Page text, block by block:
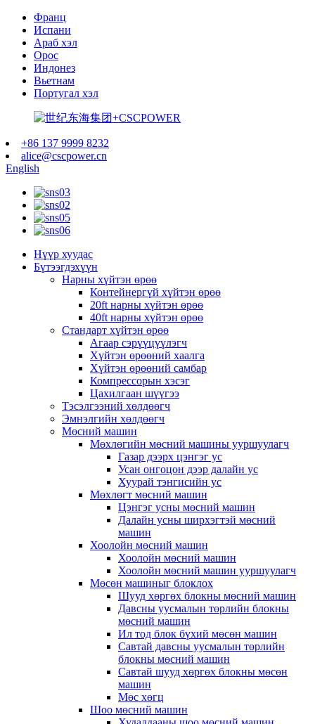
Франц
Испани
Араб хэл
Орос
Индонез
Вьетнам
Португал хэл
+86 137 9999 8232
alice@cscpower.cn
English
Нүүр хуудас
Бүтээгдэхүүн
Нарны хүйтэн өрөө
Контейнергүй хүйтэн өрөө
20ft нарны хүйтэн өрөө
40ft нарны хүйтэн өрөө
Стандарт хүйтэн өрөө
Агаар сэрүүцүүлэгч
Хүйтэн өрөөний хаалга
Хүйтэн өрөөний самбар
Компрессорын хэсэг
Цахилгаан шүүгээ
Тэсэлгээний хөлдөөгч
Эмнэлгийн хөлдөөгч
Мөсний машин
Мөхлөгийн мөсний машины ууршуулагч
Газар дээрх цэнгэг ус
Усан онгоцон дээр далайн ус
Хуурай тэнгисийн ус
Мөхлөгт мөсний машин
Цэнгэг усны мөсний машин
Далайн усны ширхэгтэй мөсний
машин
Хоолойн мөсний машин
Хоолойн мөсний машин
Хоолойн мөсний машин ууршуулагч
Мөсөн машиныг блоклох
Шууд хөргөх блокны мөсний машин
Давсны уусмалын төрлийн блокны
мөсний машин
Ил тод блок бүхий мөсөн машин
Савтай давсны уусмалын төрлийн
блокны мөсний машин
Савтай шууд хөргөх блокны мөсөн
машин
Мөс хөгц
Шоо мөсний машин